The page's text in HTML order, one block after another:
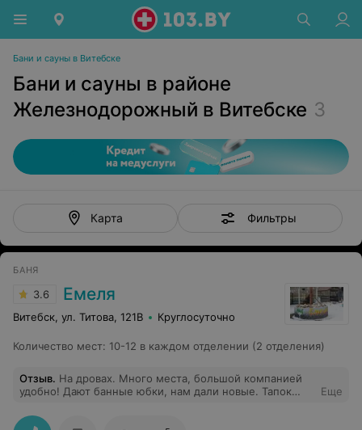
Бани и сауны в Витебске
Бани и сауны в районе
Железнодорожный в Витебске 3
Карта Фильтры
БАНЯ
3.6 Емеля
Витебск, ул. Титова, 121В Круглосуточно
Количество мест: 10-12 в каждом отделении (2 отделения)
Отзыв. На дровах. Много места, большой компанией
удобно! Дают банные юбки, нам дали новые. Тапок
об этом сказано на сайте и в группе ВКонтакте. Мы
Еще